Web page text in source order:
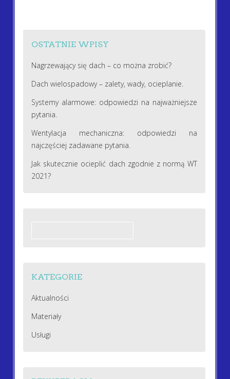
OSTATNIE WPISY
Nagrzewający się dach – co można zrobić?
Dach wielospadowy – zalety, wady, ocieplanie.
Systemy alarmowe: odpowiedzi na najważniejsze
pytania.
Wentylacja mechaniczna: odpowiedzi na
najczęściej zadawane pytania.
Jak skutecznie ocieplić dach zgodnie z normą WT
2021?
KATEGORIE
Aktualności
Materiały
Usługi